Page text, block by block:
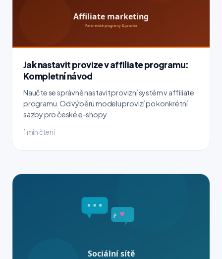
Jak nastavit provize v affiliate programu:
Kompletní návod
Naučte se správně nastavit provizní systém v affiliate
programu. Od výběru modelu provizí po konkrétní
sazby pro české e-shopy.
1 min čtení